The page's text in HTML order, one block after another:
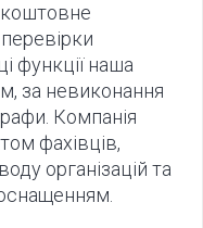
коштовне
функції наша
за невиконання
Компанія
фахівців,
організацій та